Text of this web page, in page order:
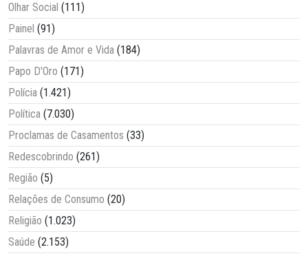
Olhar Social (111)
Painel (91)
Palavras de Amor e Vida (184)
Papo D'Oro (171)
Polícia (1.421)
Política (7.030)
Proclamas de Casamentos (33)
Redescobrindo (261)
Região (5)
Relações de Consumo (20)
Religião (1.023)
Saúde (2.153)